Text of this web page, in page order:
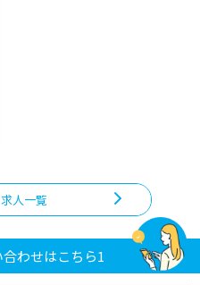
人一覧
わせはこちら1